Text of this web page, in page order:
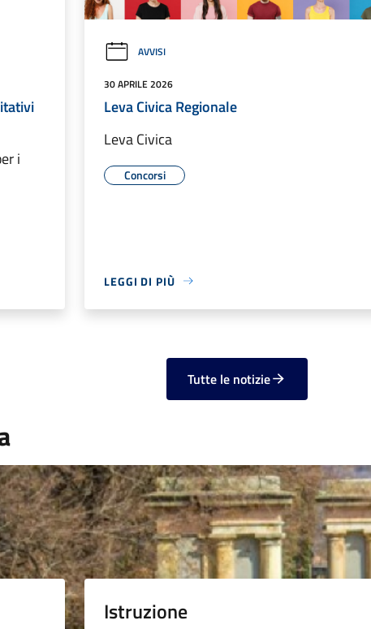
i
AVVISI
30 APRILE 2026
Leva Civica Regionale
Leva Civica
Concorsi
LEGGI DI PIÙ
Tutte le notizie
Istruzione